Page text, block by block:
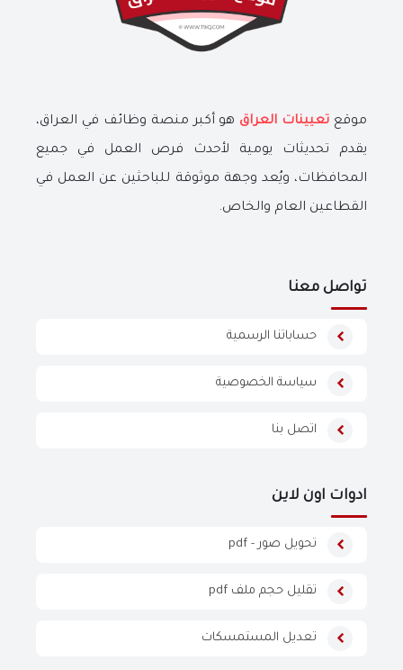
موقع تعيينات العراق هو أكبر منصة وظائف في العراق،
يقدم تحديثات يومية لأحدث فرص العمل في جميع
المحافظات، ويُعد وجهة موثوقة للباحثين عن العمل في
القطاعين العام والخاص.
تواصل معنا
حساباتنا الرسمية
سياسة الخصوصية
اتصل بنا
ادوات اون لاين
تحويل صور - pdf
تقليل حجم ملف pdf
تعديل المستمسكات